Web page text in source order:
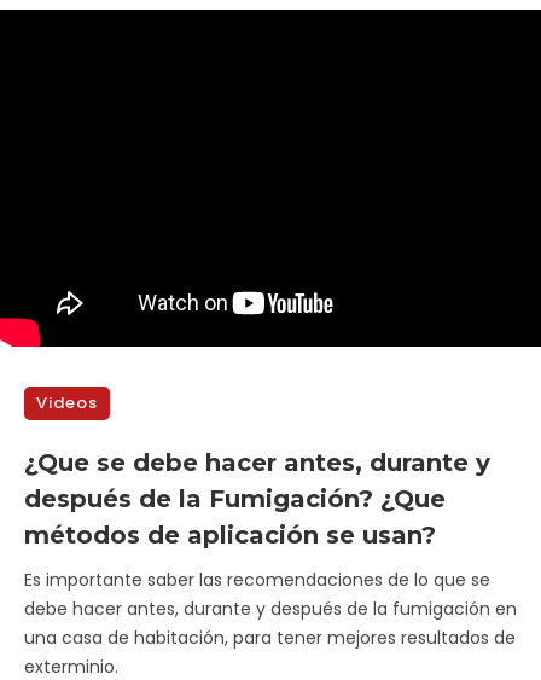
Videos
¿Que se debe hacer antes, durante y
después de la Fumigación? ¿Que
métodos de aplicación se usan?
Es importante saber las recomendaciones de lo que se
debe hacer antes, durante y después de la fumigación en
una casa de habitación, para tener mejores resultados de
exterminio.